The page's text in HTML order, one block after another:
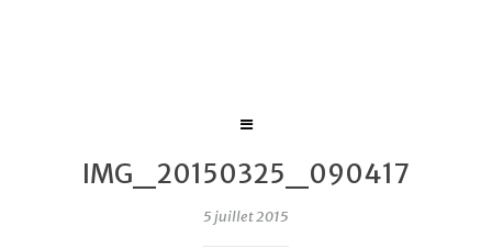
IMG_20150325_090417
5 juillet 2015